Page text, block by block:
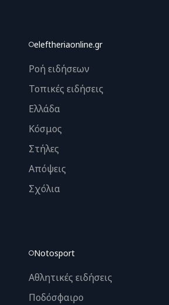
eleftheriaonline.gr
Ροή ειδήσεων
Τοπικές ειδήσεις
Ελλάδα
Κόσμος
Στήλες
Απόψεις
Σχόλια
Notosport
Αθλητικές ειδήσεις
Ποδόσφαιρο